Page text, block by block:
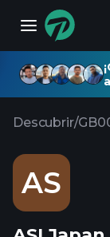
Descubrir/
AS